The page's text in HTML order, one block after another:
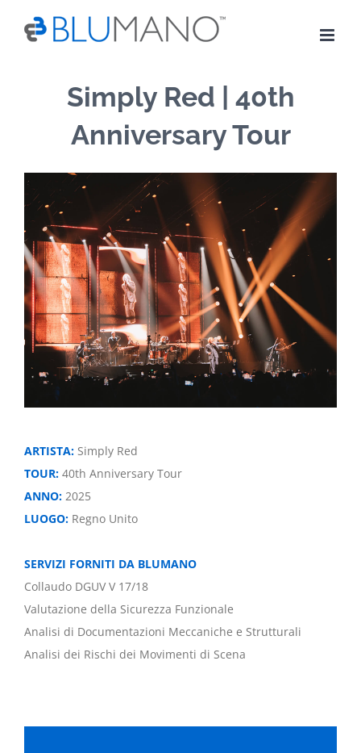
Simply Red | 40th
Anniversary Tour
ARTISTA: Simply Red
TOUR: 40th Anniversary Tour
ANNO: 2025
LUOGO: Regno Unito
SERVIZI FORNITI DA BLUMANO
Collaudo DGUV V 17/18
Valutazione della Sicurezza Funzionale
Analisi di Documentazioni Meccaniche e Strutturali
Analisi dei Rischi dei Movimenti di Scena